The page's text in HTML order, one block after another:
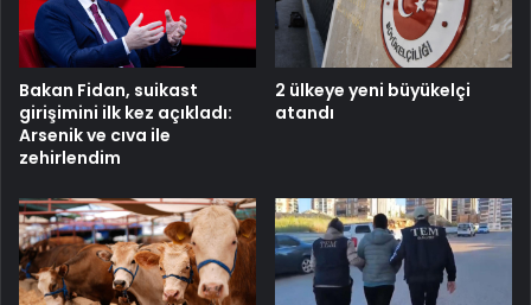
Bakan Fidan, suikast
girişimini ilk kez açıkladı:
Arsenik ve cıva ile
zehirlendim
2 ülkeye yeni büyükelçi
atandı